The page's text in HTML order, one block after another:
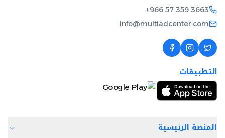
+966 57 359 3663
Info@multiadcenter.com
التطبيقات
المنصة الرئيسية